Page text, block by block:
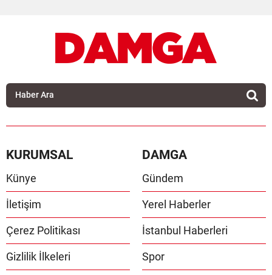
KURUMSAL
Künye
İletişim
Çerez Politikası
Gizlilik İlkeleri
DAMGA
Gündem
Yerel Haberler
İstanbul Haberleri
Spor